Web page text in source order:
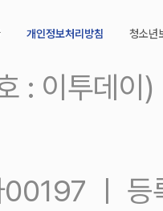
개인정보처리방침 청소년
: 이투데
00197 ㅣ